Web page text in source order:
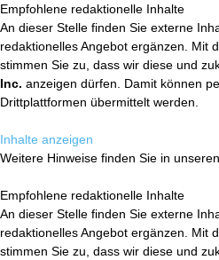
Empfohlene redaktionelle Inhalte
An dieser Stelle finden Sie externe
redaktionelles Angebot ergänzen. Mit
stimmen Sie zu, dass wir diese und
Inc. anzeigen dürfen. Damit können
Drittplattformen übermittelt werden.
Inhalte anzeigen
Weitere Hinweise finden Sie in unseren
Empfohlene redaktionelle Inhalte
An dieser Stelle finden Sie externe
redaktionelles Angebot ergänzen. Mit
stimmen Sie zu, dass wir diese und